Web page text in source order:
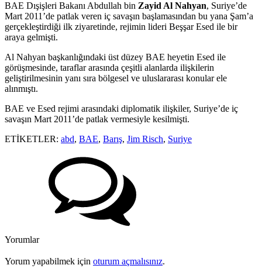
BAE Dışişleri Bakanı Abdullah bin Zayid Al Nahyan, Suriye’de
Mart 2011’de patlak veren iç savaşın başlamasından bu yana Şam’a
gerçekleştirdiği ilk ziyaretinde, rejimin lideri Beşşar Esed ile bir
araya gelmişti.
Al Nahyan başkanlığındaki üst düzey BAE heyetin Esed ile
görüşmesinde, taraflar arasında çeşitli alanlarda ilişkilerin
geliştirilmesinin yanı sıra bölgesel ve uluslararası konular ele
alınmıştı.
BAE ve Esed rejimi arasındaki diplomatik ilişkiler, Suriye’de iç
savaşın Mart 2011’de patlak vermesiyle kesilmişti.
ETİKETLER: abd, BAE, Barış, Jim Risch, Suriye
Yorumlar
Yorum yapabilmek için oturum açmalısınız.